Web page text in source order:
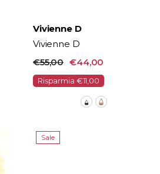
Vendor:
Vivienne D
Vivienne D
€55,00 €44,00
Risparmia €11,00
Sale